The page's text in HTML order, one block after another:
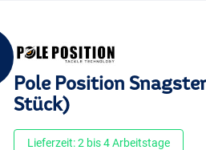
Pole Position
Stück)
Lieferzeit: 2 bis 4 Arbeitstage